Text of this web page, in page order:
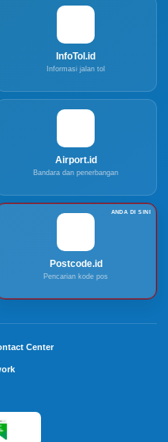
InfoTol.id
Informasi jalan tol
Airport.id
Bandara dan penerbangan
Postcode.id
Pencarian kode pos
Center